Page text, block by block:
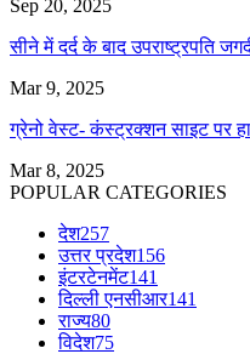
Sep 20, 2025
सीने में दर्द के बाद उपराष्ट्रपति
Mar 9, 2025
ग्रेनो वेस्ट- कंस्ट्रक्शन साइट पर
Mar 8, 2025
POPULAR CATEGORIES
देश257
उत्तर प्रदेश156
इंटरटेनमेंट141
दिल्ली एनसीआर141
राज्य80
विदेश75